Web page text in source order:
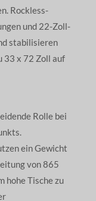
Rockless-
und 22-Zoll-
stabilisieren
33 x 72 Zoll auf
Rolle bei
ein Gewicht
von 865
hohe Tische zu